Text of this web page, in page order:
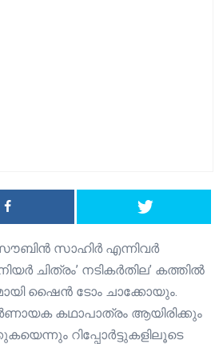
സാഹിർ എന്നിവർ
ചിത്രം’ നടികർതില’ കത്തിൽ
ഷൈൻ ടോം ചാക്കോയും.
കഥാപാത്രം ആയിരിക്കും
റിപ്പോർട്ടുകളിലൂടെ